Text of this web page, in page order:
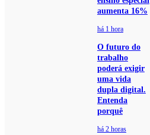
aumenta 16%
há 1 hora
O futuro do
trabalho
poderá exigir
uma vida
dupla digital.
Entenda
porquê
há 2 horas